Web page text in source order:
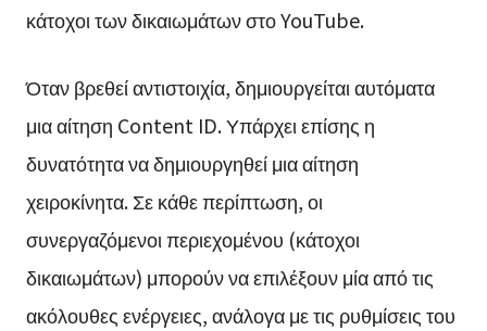
κάτοχοι των δικαιωμάτων στο YouTube.
Όταν βρεθεί αντιστοιχία, δημιουργείται αυτόματα
μια αίτηση Content ID. Υπάρχει επίσης η
δυνατότητα να δημιουργηθεί μια αίτηση
χειροκίνητα. Σε κάθε περίπτωση, οι
συνεργαζόμενοι περιεχομένου (κάτοχοι
δικαιωμάτων) μπορούν να επιλέξουν μία από τις
ακόλουθες ενέργειες, ανάλογα με τις ρυθμίσεις του